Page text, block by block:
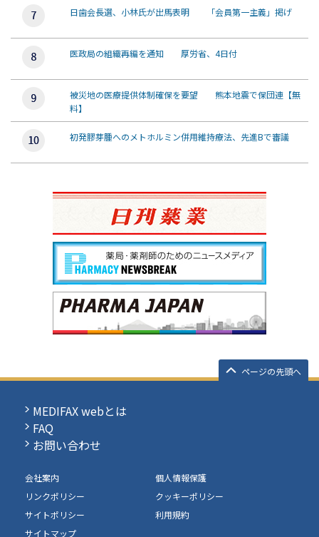
日歯会長選、小林氏が出馬表明 「会員第一主義」掲げ
医政局の組織再編を通知 厚労省、4日付
被災地の医療提供体制確保を要望 熊本地震で保団連【無
料】
初発膠芽腫へのメトホルミン併用維持療法、先進Bで審議
ページの先頭へ
MEDIFAX webとは
FAQ
お問い合わせ
会社案内
個人情報保護
リンクポリシー
クッキーポリシー
サイトポリシー
利用規約
サイトマップ